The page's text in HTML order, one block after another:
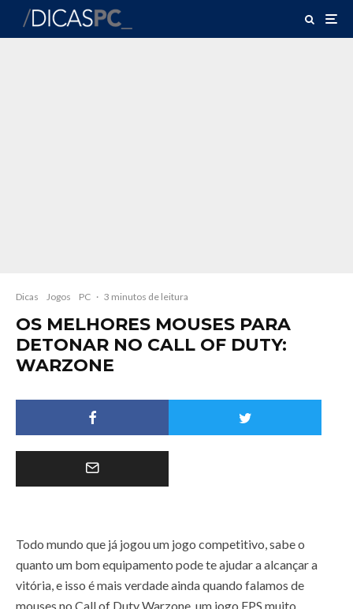
Dicas Jogos PC · 3 minutos de leitura
OS MELHORES MOUSES PARA
DETONAR NO CALL OF DUTY:
WARZONE
Todo mundo que já jogou um jogo competitivo, sabe o
quanto um bom equipamento pode te ajudar a alcançar a
vitória, e isso é mais verdade ainda quando falamos de
mouses no Call of Duty Warzone, um jogo FPS muito